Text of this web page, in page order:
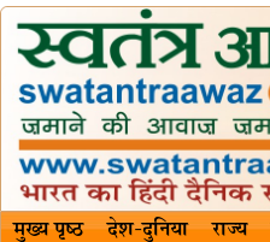
मुख्य पृष्ठ देश-दुनिया राज्य